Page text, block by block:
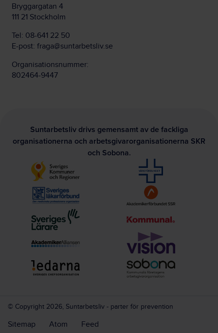
Bryggargatan 4
111 21 Stockholm
Tel: 08-641 22 50
E-post: fraga@suntarbetsliv.se
Organisationsnummer:
802464-9447
Suntarbetsliv drivs gemensamt av de fackliga
organisationerna och arbetsgivarorganisationerna SKR
och Sobona.
© Copyright 2026, Suntarbetsliv - parter för prevention
Sitemap Atom Feed